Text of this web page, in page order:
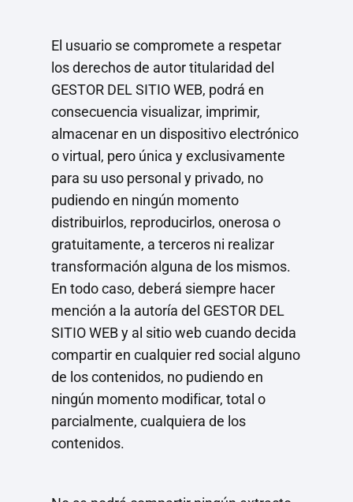
El usuario se compromete a respetar
los derechos de autor titularidad del
GESTOR DEL SITIO WEB, podrá en
consecuencia visualizar, imprimir,
almacenar en un dispositivo electrónico
o virtual, pero única y exclusivamente
para su uso personal y privado, no
pudiendo en ningún momento
distribuirlos, reproducirlos, onerosa o
gratuitamente, a terceros ni realizar
transformación alguna de los mismos.
En todo caso, deberá siempre hacer
mención a la autoría del GESTOR DEL
SITIO WEB y al sitio web cuando decida
compartir en cualquier red social alguno
de los contenidos, no pudiendo en
ningún momento modificar, total o
parcialmente, cualquiera de los
contenidos.